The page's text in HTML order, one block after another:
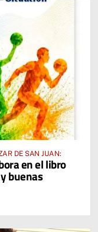
DE SAN JUAN:
en el libro
buenas